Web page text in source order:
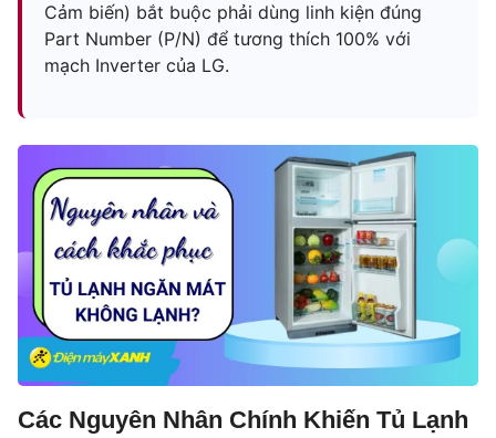
Cảm biến) bắt buộc phải dùng linh kiện đúng
Part Number (P/N) để tương thích 100% với
mạch Inverter của LG.
Các Nguyên Nhân Chính Khiến Tủ Lạnh